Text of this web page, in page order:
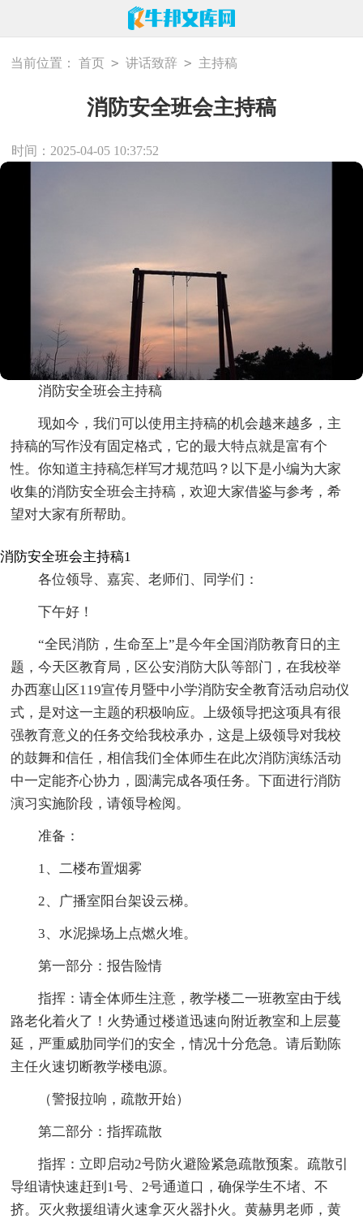
当前位置： 首页 > 讲话致辞 > 主持稿
消防安全班会主持稿
时间：2025-04-05 10:37:52
消防安全班会主持稿
现如今，我们可以使用主持稿的机会越来越多，主
持稿的写作没有固定格式，它的最大特点就是富有个
性。你知道主持稿怎样写才规范吗？以下是小编为大家
收集的消防安全班会主持稿，欢迎大家借鉴与参考，希
望对大家有所帮助。
消防安全班会主持稿1
各位领导、嘉宾、老师们、同学们：
下午好！
“全民消防，生命至上”是今年全国消防教育日的主
题，今天区教育局，区公安消防大队等部门，在我校举
办西塞山区119宣传月暨中小学消防安全教育活动启动仪
式，是对这一主题的积极响应。上级领导把这项具有很
强教育意义的任务交给我校承办，这是上级领导对我校
的鼓舞和信任，相信我们全体师生在此次消防演练活动
中一定能齐心协力，圆满完成各项任务。下面进行消防
演习实施阶段，请领导检阅。
准备：
1、二楼布置烟雾
2、广播室阳台架设云梯。
3、水泥操场上点燃火堆。
第一部分：报告险情
指挥：请全体师生注意，教学楼二一班教室由于线
路老化着火了！火势通过楼道迅速向附近教室和上层蔓
延，严重威肋同学们的安全，情况十分危急。请后勤陈
主任火速切断教学楼电源。
（警报拉响，疏散开始）
第二部分：指挥疏散
指挥：立即启动2号防火避险紧急疏散预案。疏散引
导组请快速赶到1号、2号通道口，确保学生不堵、不
挤。灭火救援组请火速拿灭火器扑火。黄赫男老师，黄